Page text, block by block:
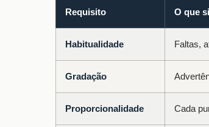
Requisito O que
Habitualidade Faltas,
Gradação
Proporcionalidade Cada